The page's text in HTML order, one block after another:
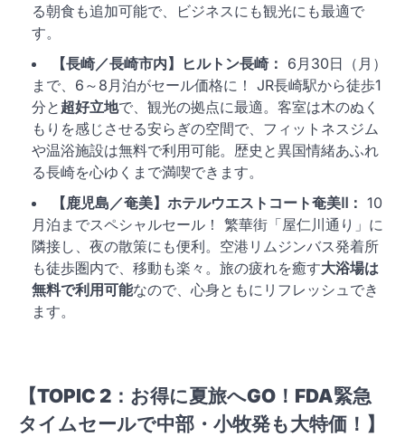
る朝食も追加可能で、ビジネスにも観光にも最適で
す。
【長崎／長崎市内】ヒルトン長崎： 6月30日（月）
まで、6～8月泊がセール価格に！ JR長崎駅から徒歩1
分と 超好立地で、観光の拠点に最適。客室は木のぬく
もりを感じさせる安らぎの空間で、フィットネスジム
や温浴施設は無料で利用可能。歴史と異国情緒あふれ
る長崎を心ゆくまで満喫できます。
【鹿児島／奄美】ホテルウエストコート奄美Ⅱ： 10
月泊までスペシャルセール！ 繁華街「屋仁川通り」に
隣接し、夜の散策にも便利。空港リムジンバス発着所
も徒歩圏内で、移動も楽々。旅の疲れを癒す大浴場は
無料で利用可能なので、心身ともにリフレッシュでき
ます。
【TOPIC 2：お得に夏旅へGO！FDA緊急
タイムセールで中部・小牧発も大特価！】